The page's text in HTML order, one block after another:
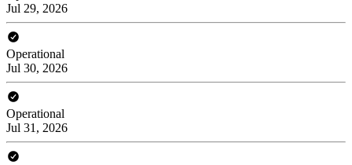
Jul 29, 2026
Operational
Jul 30, 2026
Operational
Jul 31, 2026